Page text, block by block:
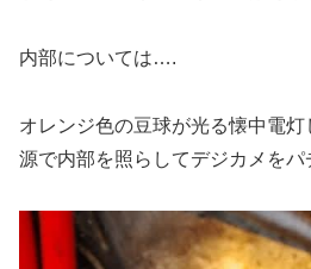
内部については….
オレンジ色の豆球が光る懐中電
源で内部を照らしてデジカメをパ